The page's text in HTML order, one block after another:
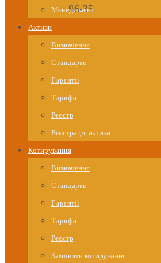
96-35
Менеджмент
Активи
Визначення
Стандарти
Гарантії
Тарифи
Реєстр
Реєстрація актива
Котирування
Визначення
Стандарти
Гарантії
Тарифи
Реєстр
Замовити котирування